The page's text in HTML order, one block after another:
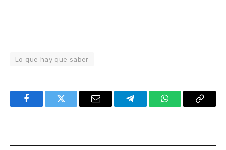
Lo que hay que saber
FacebookTwitter Email TelegramWhatsAppCopy